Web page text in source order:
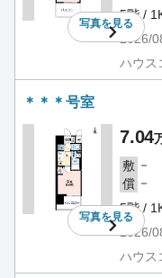
写真を見る
5階 /
2026/
ハウス
＊＊＊号室
写真を見る
7.04
敷 －
償 －
5階 /
2026/
ハウス